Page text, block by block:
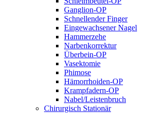
Ganglion-OP
Schnellender Finger
Eingewachsener Nagel
Hammerzehe
Narbenkorrektur
Überbein-OP
Vasektomie
Phimose
Hämorrhoiden-OP
Krampfadern-OP
Nabel/Leistenbruch
Chirurgisch Stationär